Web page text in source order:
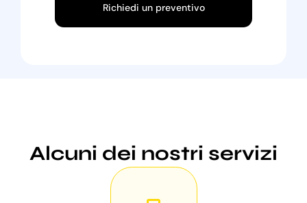
Richiedi un preventivo
Alcuni dei nostri servizi